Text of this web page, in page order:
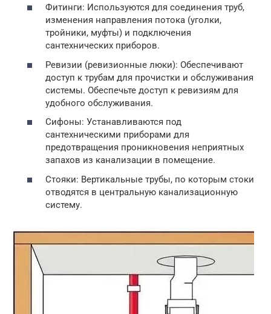
Фитинги: Используются для соединения труб,
изменения направления потока (уголки,
тройники, муфты) и подключения
сантехнических приборов.
Ревизии (ревизионные люки): Обеспечивают
доступ к трубам для прочистки и обслуживания
системы. Обеспечьте доступ к ревизиям для
удобного обслуживания.
Сифоны: Устанавливаются под
сантехническими приборами для
предотвращения проникновения неприятных
запахов из канализации в помещение.
Стояки: Вертикальные трубы, по которым стоки
отводятся в центральную канализационную
систему.